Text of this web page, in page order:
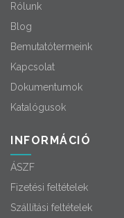
Rólunk
Blog
Bemutatótermeink
Kapcsolat
Dokumentumok
Katalógusok
INFORMÁCIÓ
ÁSZF
Fizetési feltételek
Szállítási feltételek